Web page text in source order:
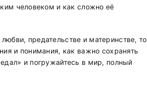
человеком и как сложно её
предательстве и материнстве, то
и понимания, как важно сохранять
и погружайтесь в мир, полный